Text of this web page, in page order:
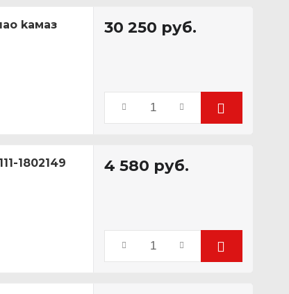
kамаз 30 250 руб.
1802149
4 580 руб.